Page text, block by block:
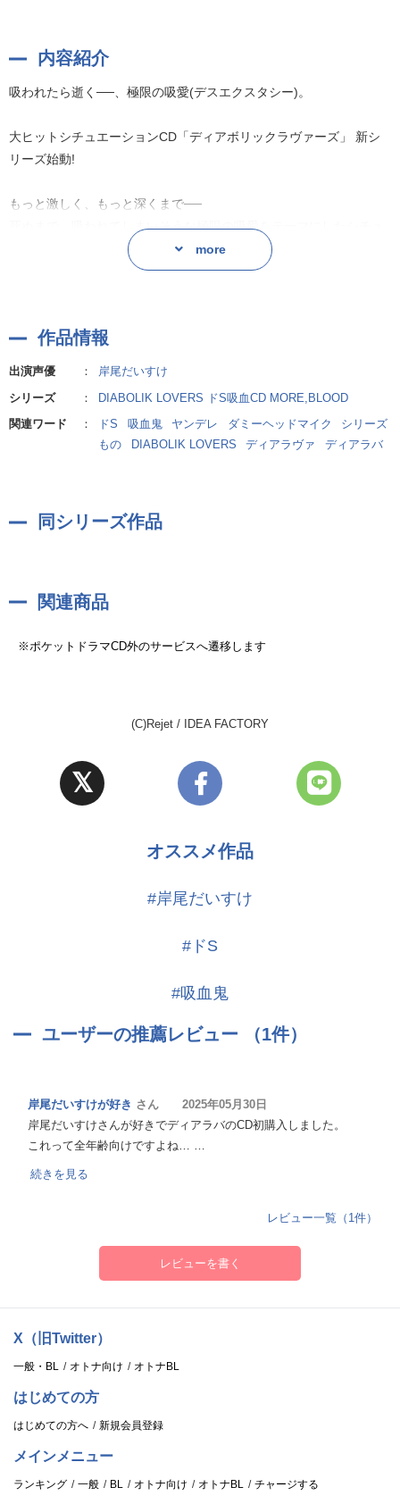
内容紹介
吸われたら逝く──、極限の吸愛(デスエクスタシー)。
大ヒットシチュエーションCD「ディアボリックラヴァーズ」 新シ
リーズ始動!
もっと激しく、もっと深くまで──
死ぬまで、吸われてしまいそうな極限の吸愛をテーマにしたシチュ
さらに過激なドSヴァンパイアたちの吸血が貴女の耳元を過激に刺
more
作品情報
出演声優 ：
岸尾だいすけ
シリーズ
：
DIABOLIK LOVERS ドS吸血CD MORE,BLOOD
関連ワード
： ドS 吸血鬼 ヤンデレ ダミーヘッドマイク
シリーズ
もの
DIABOLIK LOVERS ディアラヴァ ディアラバ
同シリーズ作品
関連商品
※ポケットドラマCD外のサービスへ遷移します
(C)Rejet / IDEA FACTORY
オススメ作品
#岸尾だいすけ
#ドS
#吸血鬼
ユーザーの推薦レビュー （1件）
岸尾だいすけが好き さん 2025年05月30日
岸尾だいすけさんが好きでディアラバのCD初購入しました。
これって全年齢向けですよね… …
続きを見る
レビュー一覧（1件）
レビューを書く
X（旧Twitter）
一般・BL オトナ向け オトナBL
はじめての方
はじめての方へ 新規会員登録
メインメニュー
ランキング 一般 BL オトナ向け オトナBL チャージする